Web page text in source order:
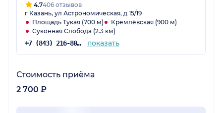
4.7406 отзывов
г Казань, ул Астрономическая, д 15/19
Площадь Тукая (700 м)
Кремлёвская (900 м)
Суконная Слобода (2.3 км)
+7 (843) 216-80-34 показать
Стоимость приёма
2 700 ₽